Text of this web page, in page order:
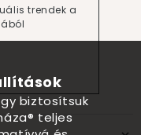
trendek a
biztosítsuk
teljes